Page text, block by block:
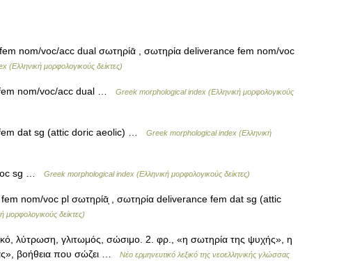
nom/voc/acc dual σωτηρίᾱ , σωτηρία deliverance fem nom/voc
μορφολογικούς δείκτες)
nom/voc/acc dual …
Greek morphological index (Ελληνική μορφολογικούς
dat sg (attic doric aeolic) …
Greek morphological index (Ελληνική
sg … Greek morphological index (Ελληνική μορφολογικούς δείκτες)
nom/voc pl σωτηρίᾱͅ , σωτηρία deliverance fem dat sg (attic
δείκτες)
λύτρωση, γλιτωμός, σώσιμο. 2. φρ., «η σωτηρία της ψυχής», η
βοήθεια που σώζει …
Νέο ερμηνευτικό λεξικό της νεοελληνικής γλώσσας